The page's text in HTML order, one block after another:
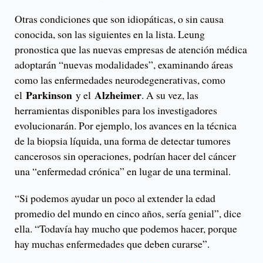
Otras condiciones que son idiopáticas, o sin causa
conocida, son las siguientes en la lista. Leung
pronostica que las nuevas empresas de atención médica
adoptarán “nuevas modalidades”, examinando áreas
como las enfermedades neurodegenerativas, como
el Parkinson y el Alzheimer. A su vez, las
herramientas disponibles para los investigadores
evolucionarán. Por ejemplo, los avances en la técnica
de la biopsia líquida, una forma de detectar tumores
cancerosos sin operaciones, podrían hacer del cáncer
una “enfermedad crónica” en lugar de una terminal.
“Si podemos ayudar un poco al extender la edad
promedio del mundo en cinco años, sería genial”, dice
ella. “Todavía hay mucho que podemos hacer, porque
hay muchas enfermedades que deben curarse”.